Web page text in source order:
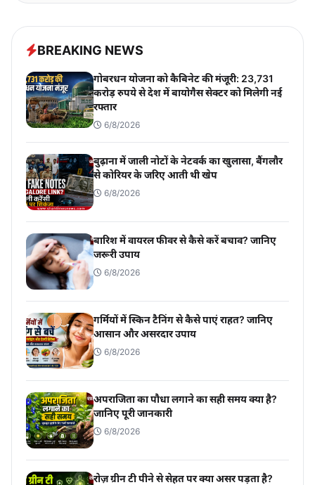
BREAKING NEWS
गोबरधन योजना को कैबिनेट की मंजूरी: 23,731
करोड़ रुपये से देश में बायोगैस सेक्टर को मिलेगी नई
रफ्तार
6/8/2026
बुढ़ाना में जाली नोटों के नेटवर्क का खुलासा, बैंगलौर
से कोरियर के जरिए आती थी खेप
6/8/2026
बारिश में वायरल फीवर से कैसे करें बचाव? जानिए
जरूरी उपाय
6/8/2026
गर्मियों में स्किन टैनिंग से कैसे पाएं राहत? जानिए
आसान और असरदार उपाय
6/8/2026
अपराजिता का पौधा लगाने का सही समय क्या है?
जानिए पूरी जानकारी
6/8/2026
रोज़ ग्रीन टी पीने से सेहत पर क्या असर पड़ता है?